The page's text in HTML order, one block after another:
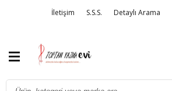
İletişim S.S.S. Detaylı Arama